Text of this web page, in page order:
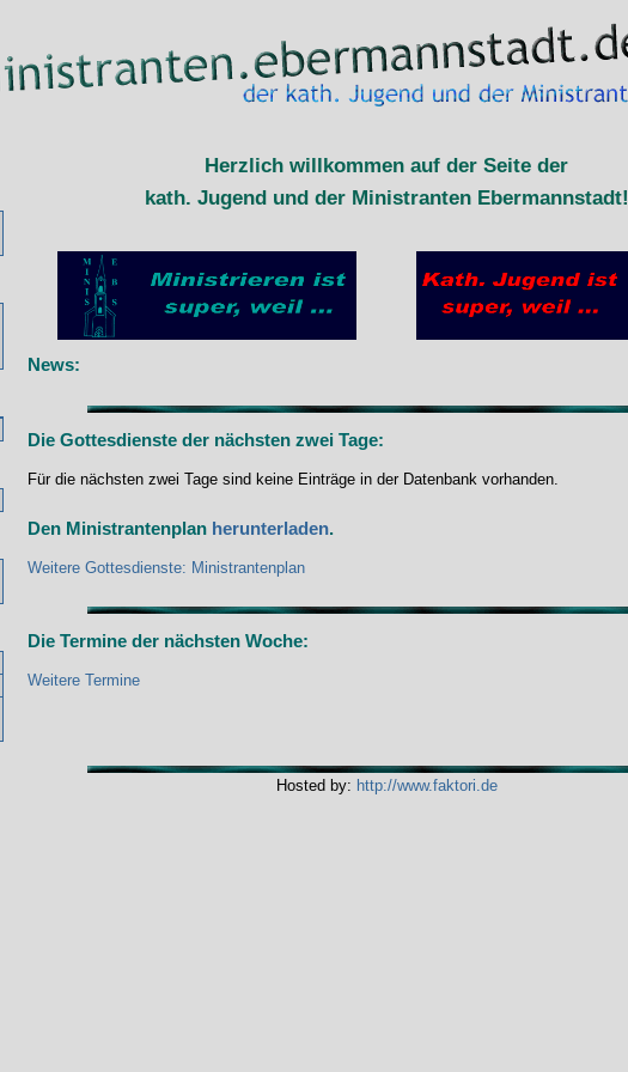
Herzlich willkommen auf der Seite der
kath. Jugend und der Ministranten Ebermannstadt!
News:
Die Gottesdienste der nächsten zwei Tage:
Für die nächsten zwei Tage sind keine Einträge in der Datenbank vorhanden.
Den Ministrantenplan herunterladen.
Weitere Gottesdienste: Ministrantenplan
Die Termine der nächsten Woche:
Weitere Termine
Hosted by: http://www.faktori.de